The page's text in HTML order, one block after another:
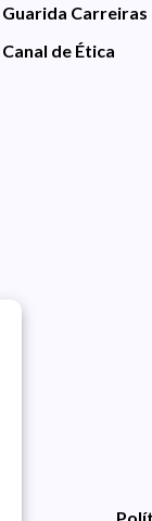
Guarida Carreiras
Canal de Ética